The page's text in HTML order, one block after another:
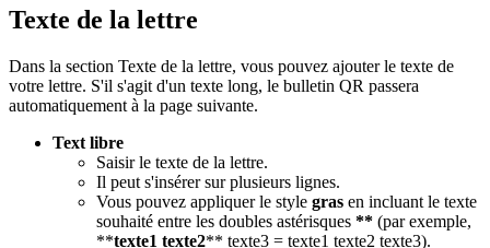
Texte de la lettre
Dans la section Texte de la lettre, vous pouvez ajouter le texte de
votre lettre. S'il s'agit d'un texte long, le bulletin QR passera
automatiquement à la page suivante.
Text libre
Saisir le texte de la lettre.
Il peut s'insérer sur plusieurs lignes.
Vous pouvez appliquer le style gras en incluant le texte
souhaité entre les doubles astérisques ** (par exemple,
**texte1 texte2** texte3 = texte1 texte2 texte3).